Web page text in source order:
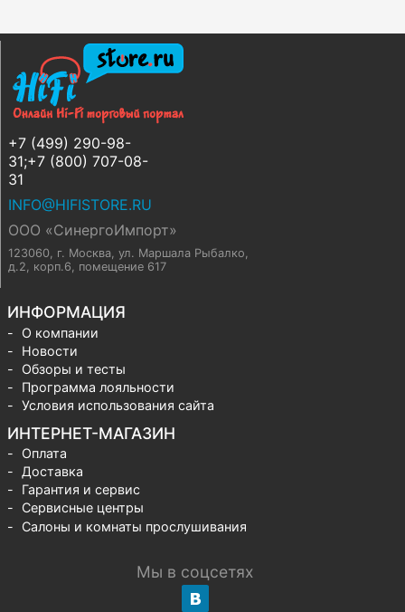
+7 (499) 290-98-
31;+7 (800) 707-08-
31
INFO@HIFISTORE.RU
ООО «СинергоИмпорт»
123060, г. Москва, ул. Маршала Рыбалко,
д.2, корп.6, помещение 617
ИНФОРМАЦИЯ
О компании
Новости
Обзоры и тесты
Программа лояльности
Условия использования сайта
ИНТЕРНЕТ-МАГАЗИН
Оплата
Доставка
Гарантия и сервис
Сервисные центры
Салоны и комнаты прослушивания
Мы в соцсетях